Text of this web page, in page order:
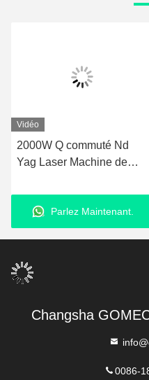
2025 Pico Laser Plus
machine de
Nd Yag Laser 755nm Pico
deuxième machine laser
Parlez Maintenant.
Changsha
0086-